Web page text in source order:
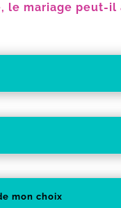
le mariage peut-il
mon choix